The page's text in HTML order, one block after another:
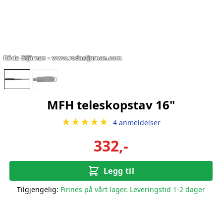
MFH teleskopstav 16"
★★★★★ 4 anmeldelser
332,-
Legg til
Tilgjengelig: Finnes på vårt lager. Leveringstid 1-2 dager